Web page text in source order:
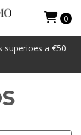
superioes a €50
0